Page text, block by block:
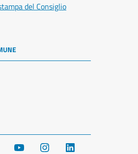
del Consiglio
YouTube Instagram